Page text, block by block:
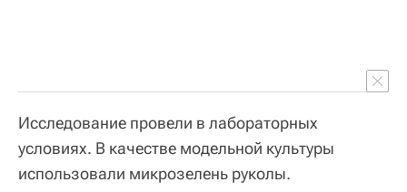
Исследование провели в лабораторных
условиях. В качестве модельной культуры
использовали микрозелень руколы.